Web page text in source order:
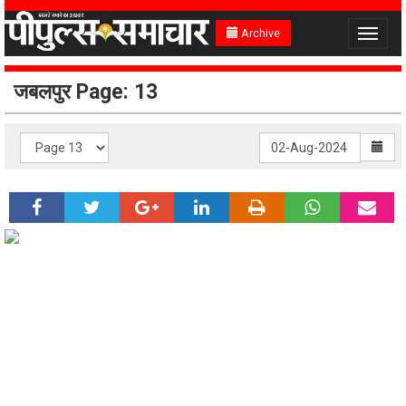
Archive
Toggle
जबलपुर Page: 13